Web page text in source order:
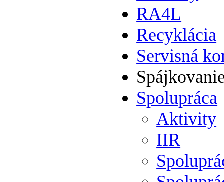
RA4L
Recyklácia
Servisná
Spolupráca
Aktivity
IIR